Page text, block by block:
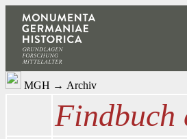
MGH → Archiv
Findbuch